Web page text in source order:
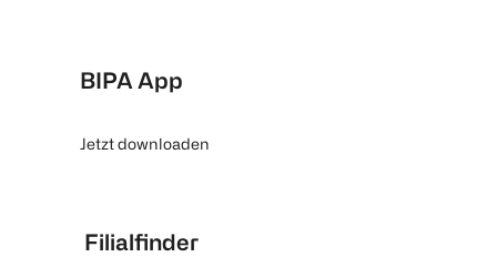
BIPA App
Jetzt downloaden
Filialfinder